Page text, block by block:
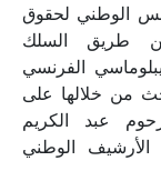
الوطني لحقوق
عن طريق السلك
الفرنسي
من خلالها على
عبد الكريم
الوطني